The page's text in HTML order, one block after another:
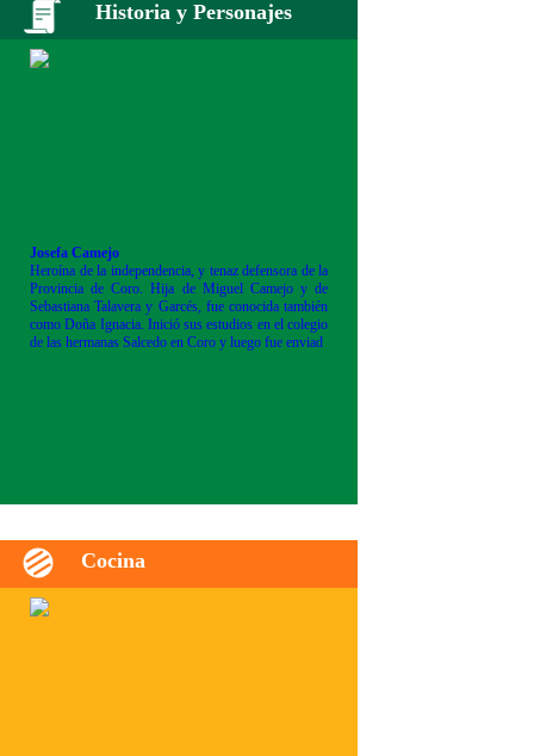
Historia y Personajes
Josefa Camejo
Heroína de la independencia, y tenaz defensora de la
Provincia de Coro. Hija de Miguel Camejo y de
Sebastiana Talavera y Garcés, fue conocida también
como Doña Ignacia. Inició sus estudios en el colegio
de las hermanas Salcedo en Coro y luego fue enviad
Cocina